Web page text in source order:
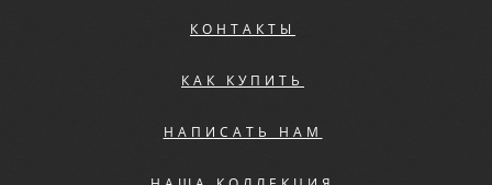
КОНТАКТЫ
КАК КУПИТЬ
НАПИСАТЬ НАМ